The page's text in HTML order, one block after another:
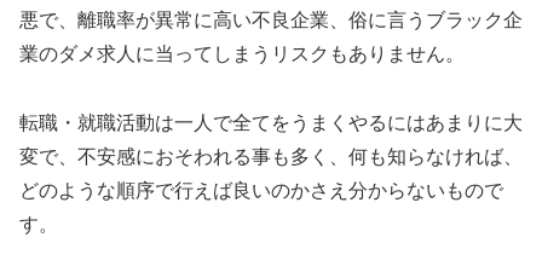
悪で、離職率が異常に高い不良企業、俗に言うブラック企
業のダメ求人に当ってしまうリスクもありません。
転職・就職活動は一人で全てをうまくやるにはあまりに大
変で、不安感におそわれる事も多く、何も知らなければ、
どのような順序で行えば良いのかさえ分からないもので
す。